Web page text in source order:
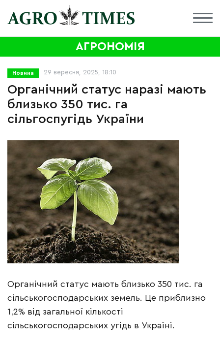
АГРОНОМІЯ
Новина 29 вересня, 2025, 18:10
Органічний статус наразі мають
близько 350 тис. га
сільгоспугідь України
Органічний статус мають близько 350 тис. га
сільськогосподарських земель. Це приблизно
1,2% від загальної кількості
сільськогосподарських угідь в Україні.